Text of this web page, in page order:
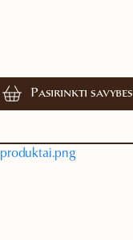
Pasirinkti savybes